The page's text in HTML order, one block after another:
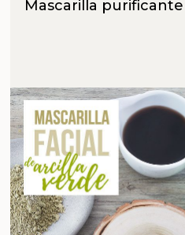
Mascarilla purificante